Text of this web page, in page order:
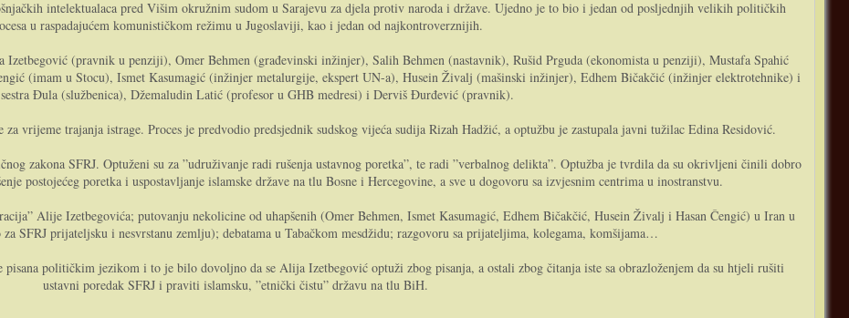
intelektualaca pred Višim okružnim sudom u Sarajevu za djela protiv naroda i države. Ujedno je to bio i jedan od posljednjih velikih političkih
u raspadajućem komunističkom režimu u Jugoslaviji, kao i jedan od najkontroverznijih.
Izetbegović (pravnik u penziji), Omer Behmen (građevinski inžinjer), Salih Behmen (nastavnik), Rušid Prguda (ekonomista u penziji), Mustafa Spahić
(imam u Stocu), Ismet Kasumagić (inžinjer metalurgije, ekspert UN-a), Husein Živalj (mašinski inžinjer), Edhem Bičakčić (inžinjer elektrotehnike) i
Đula (službenica), Džemaludin Latić (profesor u GHB medresi) i Derviš Đurđević (pravnik).
vrijeme trajanja istrage. Proces je predvodio predsjednik sudskog vijeća sudija Rizah Hadžić, a optužbu je zastupala javni tužilac Edina Residović.
zakona SFRJ. Optuženi su za ”udruživanje radi rušenja ustavnog poretka”, te radi ”verbalnog delikta”. Optužba je tvrdila da su okrivljeni činili dobro
postojećeg poretka i uspostavljanje islamske države na tlu Bosne i Hercegovine, a sve u dogovoru sa izvjesnim centrima u inostranstvu.
Alije Izetbegovića; putovanju nekolicine od uhapšenih (Omer Behmen, Ismet Kasumagić, Edhem Bičakčić, Husein Živalj i Hasan Čengić) u Iran u
SFRJ prijateljsku i nesvrstanu zemlju); debatama u Tabačkom mesdžidu; razgovoru sa prijateljima, kolegama, komšijama…
pisana političkim jezikom i to je bilo dovoljno da se Alija Izetbegović optuži zbog pisanja, a ostali zbog čitanja iste sa obrazloženjem da su htjeli rušiti
ustavni poredak SFRJ i praviti islamsku, ”etnički čistu” državu na tlu BiH.